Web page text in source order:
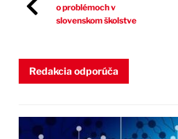
o problémoch v
slovenskom školstve
Redakcia odporúča